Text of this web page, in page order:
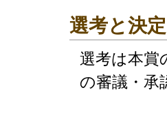
選考と決定
選考は本賞
の審議・承